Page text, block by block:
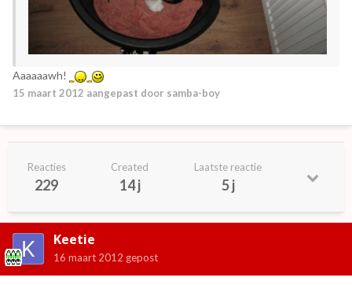
Aaaaaawh!
15 maart 2012 aangepast door samba-boy
Reacties
229
Created
14 j
Laatste reactie
5 j
Keetie
16 maart 2012 gepost